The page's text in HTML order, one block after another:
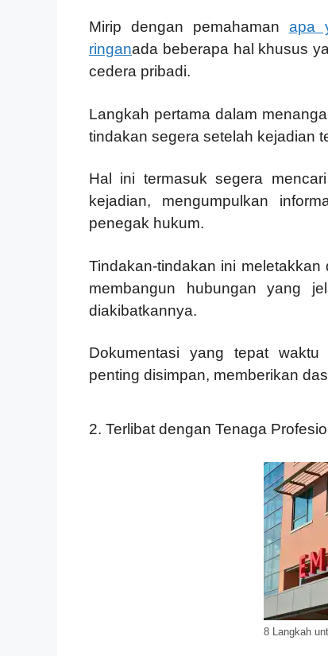
Mirip dengan pemahaman apa
ringanada beberapa hal khusus
cedera pribadi.
Langkah pertama dalam
tindakan segera setelah kejadian
Hal ini termasuk segera
kejadian, mengumpulkan
penegak hukum.
Tindakan-tindakan ini
membangun hubungan yang
diakibatkannya.
Dokumentasi yang tepat
penting disimpan, memberikan
2. Terlibat dengan Tenaga
8 Langkah